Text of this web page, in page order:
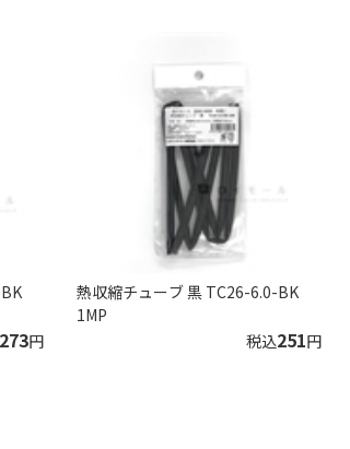
273円
熱収縮チューブ 黒 TC26-6.0-BK
1MP
税込251円